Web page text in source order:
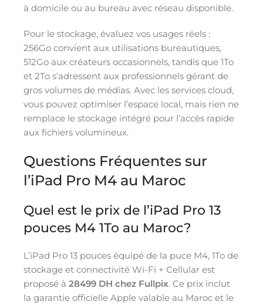
à domicile ou au bureau avec réseau disponible.
Pour le stockage, évaluez vos usages réels :
256Go convient aux utilisations bureautiques,
512Go aux créateurs occasionnels, tandis que 1To
et 2To s’adressent aux professionnels gérant de
gros volumes de médias. Avec les services cloud,
vous pouvez optimiser l’espace local, mais rien ne
remplace le stockage intégré pour l’accès rapide
aux fichiers volumineux.
Questions Fréquentes sur
l’iPad Pro M4 au Maroc
Quel est le prix de l’iPad Pro 13
pouces M4 1To au Maroc?
L’iPad Pro 13 pouces équipé de la puce M4, 1To de
stockage et connectivité Wi-Fi + Cellular est
proposé à 28499 DH chez Fullpix. Ce prix inclut
la garantie officielle Apple valable au Maroc et le